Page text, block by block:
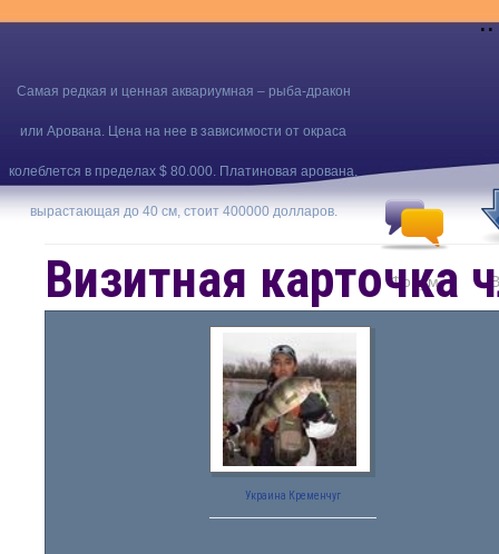
..
Самая редкая и ценная аквариумная – рыба-дракон
или Арована. Цена на нее в зависимости от окраса
колеблется в пределах $ 80.000. Платиновая арована,
вырастающая до 40 см, стоит 400000 долларов.
Форум
Визитная карточка
Украина Кременчуг